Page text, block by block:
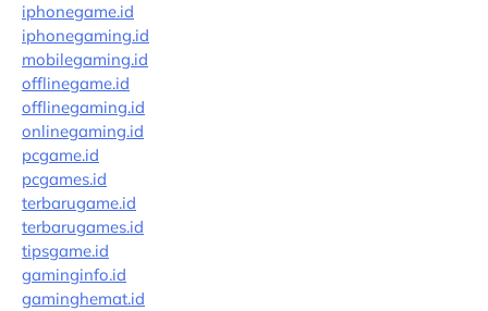
iphonegame.id
iphonegaming.id
mobilegaming.id
offlinegame.id
offlinegaming.id
onlinegaming.id
pcgame.id
pcgames.id
terbarugame.id
terbarugames.id
tipsgame.id
gaminginfo.id
gaminghemat.id